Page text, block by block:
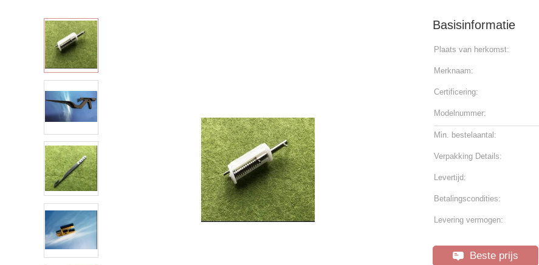
Basisinformatie
Plaats van herkomst:
Merknaam:
Certificering:
Modelnummer:
Min. bestelaantal:
Verpakking Details:
Levertijd:
Betalingscondities:
Levering vermogen:
Beste prijs